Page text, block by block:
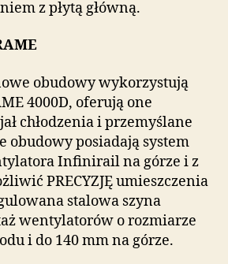
z płytą główną.
obudowy wykorzystują
4000D, oferują one
chłodzenia i przemyślane
obudowy posiadają system
Infinirail na górze i z
PRECYZJĘ umieszczenia
stalowa szyna
wentylatorów o rozmiarze
i do 140 mm na górze.